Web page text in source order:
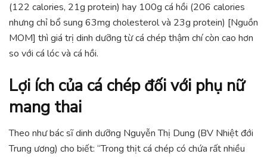
(122 calories, 21g protein) hay 100g cá hồi (206 calories
nhưng chỉ bổ sung 63mg cholesterol và 23g protein) [Nguồn
MOM] thì giá trị dinh dưỡng từ cá chép thậm chí còn cao hơn
so với cá lóc và cá hồi.
Lợi ích của cá chép đối với phụ nữ
mang thai
Theo như bác sĩ dinh dưỡng Nguyễn Thị Dung (BV Nhiệt đới
Trung ương) cho biết: “Trong thịt cá chép có chứa rất nhiều